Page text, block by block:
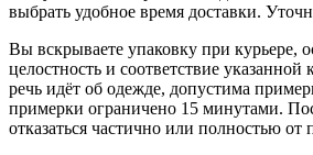
выбрать удобное время доставки.
Вы вскрываете упаковку при курьере,
целостность и соответствие
речь идёт об одежде, допустима
примерки ограничено 15 минутами.
отказаться частично или полностью от